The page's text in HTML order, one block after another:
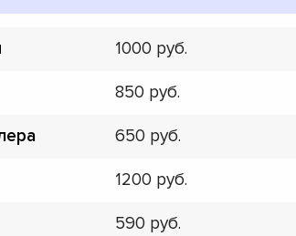
1000
850
650
1200
590